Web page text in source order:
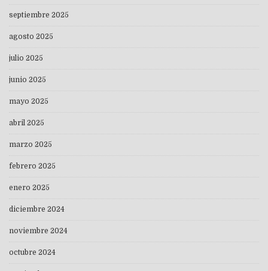
septiembre 2025
agosto 2025
julio 2025
junio 2025
mayo 2025
abril 2025
marzo 2025
febrero 2025
enero 2025
diciembre 2024
noviembre 2024
octubre 2024